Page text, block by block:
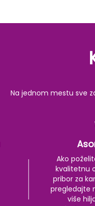
Na jednom mestu sve
Ako
kvalitetnu
pribor za
pregledajte
više